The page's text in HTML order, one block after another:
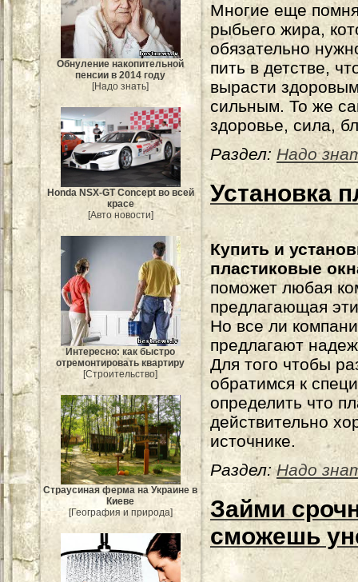
Обнуление накопительной
пенсии в 2014 году
[Надо знать]
Honda NSX-GT Concept во всей
красе
[Авто новости]
Интересно: как быстро
отремонтировать квартиру
[Строительство]
Страусиная ферма на Украине в
Киеве
[География и природа]
Многие еще
рыбьего жира,
обязательно
пить в детстве,
вырасти
сильным. То же
здоровье, сила,
Раздел: Надо
Установка
Купить и
пластиковые
поможет любая
предлагающая
Но все ли
предлагают
Для того чтобы
обратимся к
определить что
действительно
источнике.
Раздел: Надо
Займи
сможешь